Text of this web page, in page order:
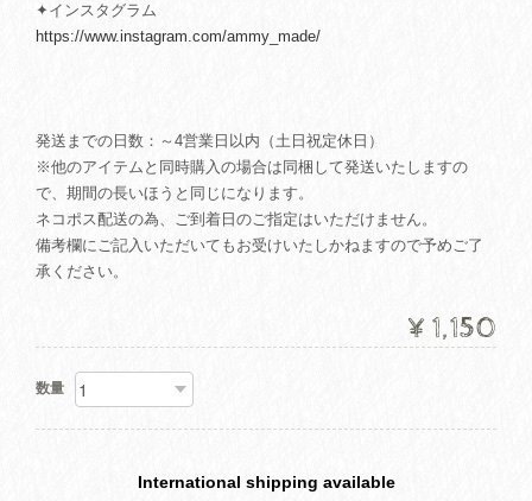
✦インスタグラム
https://www.instagram.com/ammy_made/
発送までの日数：～4営業日以内（土日祝定休日）
※他のアイテムと同時購入の場合は同梱して発送いたしますの
で、期間の長いほうと同じになります。
ネコポス配送の為、ご到着日のご指定はいただけません。
備考欄にご記入いただいてもお受けいたしかねますので予めご了
承ください。
¥1,150
数量
International shipping available